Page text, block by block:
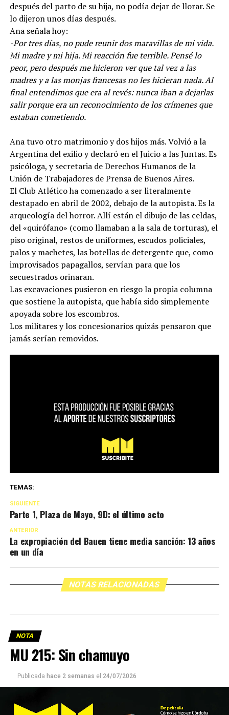
después del parto de su hija, no podía dejar de llorar. Se
lo dijeron unos días después.
Ana señala hoy:
-Por tres días, no pude reunir dos maravillas de mi vida.
Mi madre y mi hija. Mi reacción fue terrible. Pensé lo
peor, pero después me hicieron ver que tal vez a las
madres y a las monjas francesas no les hicieran nada. Al
final entendimos que era al revés: nunca iban a dejarlas
salir porque era un reconocimiento de los crímenes que
estaban cometiendo.
Ana tuvo otro matrimonio y dos hijos más. Volvió a la
Argentina del exilio y declaró en el Juicio a las Juntas. Es
psicóloga, y secretaria de Derechos Humanos de la
Unión de Trabajadores de Prensa de Buenos Aires.
El Club Atlético ha comenzado a ser literalmente
destapado en abril de 2002, debajo de la autopista. Es la
arqueología del horror. Allí están el dibujo de las celdas,
del «quirófano» (como llamaban a la sala de torturas), el
piso original, restos de uniformes, escudos policiales,
palos y machetes, las botellas de detergente que, como
improvisados papagallos, servían para que los
secuestrados orinaran.
Las excavaciones pusieron en riesgo la propia columna
que sostiene la autopista, que había sido simplemente
apoyada sobre los escombros.
Los militares y los concesionarios quizás pensaron que
jamás serían removidos.
TEMAS:
SIGUIENTE
Parte 1, Plaza de Mayo, 9D: el último acto
ANTERIOR
La expropiación del Bauen tiene media sanción: 13 años
en un día
NOTAS RELACIONADAS
NOTA
MU 215: Sin chamuyo
Publicada hace 2 semanas el 24/07/2026